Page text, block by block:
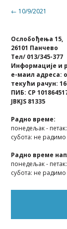
Post
← 10/9/2021
Ослобођења 15,
26101 Панчево
Тел/ 013/345-377
Информације и
е-маил адреса:
текући рачун:
ПИБ: СР
JBKJS 81335
Радно време:
понедељак -
субота: не радимо
Радно време
понедељак -
субота: не радимо